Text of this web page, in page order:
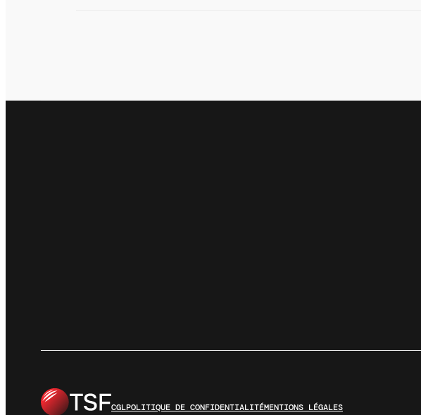
CGLPOLITIQUE DE CONFIDENTIALITÉMENTIONS LÉGALES